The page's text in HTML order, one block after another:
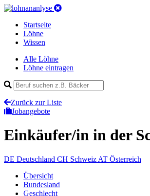
Startseite
Löhne
Wissen
Alle Löhne
Löhne eintragen
Zurück zur Liste
Jobangebote
Einkäufer/in in der
DE Deutschland CH Schweiz AT Österreich
Übersicht
Bundesland
Geschlecht